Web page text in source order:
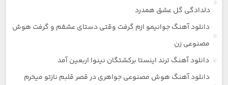
دلدادگی گل عشق همدرد
دانلود آهنگ جوانیمو ازم گرفت وقتی دستای عشقم و گرفت هوش
مصنوعی زن
دانلود آهنگ ترند اینستا برکشتگان نینوا اربعین آمد
دانلود آهنگ هوش مصنوعی جواهری در قصر قلبم نازتو میخرم